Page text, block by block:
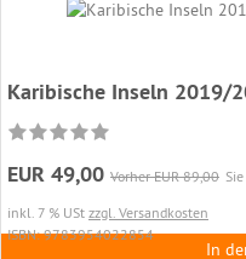
Karibische Inseln 2019/
EUR 49,00 Vorher EUR 89,00
inkl. 7 % USt zzgl. Versandkosten
ISBN: 9783954022854
In